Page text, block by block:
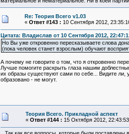
Re: Теория Всего v1.03
« Ответ #143 : 10 Сентября 2012,
Цитата: Владислав от 10 Сентября 2012,
Но Вы уже откровенно пересказываете слова
(пока человек станет взрослым) обучают
А почему не говорите о том, что я откровенно
Лучше помогите раскрыть глаза нашим
их образы существуют сами по себе... Видите ли,
образовано - не могут.
Теория Всего. Прикладной аспект
« Ответ #144 : 15 Октября 2012,